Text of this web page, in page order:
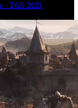
- TGS 2025